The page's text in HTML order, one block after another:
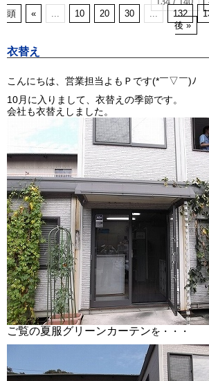
頭
« ... 10 20 30 ... 132
後 »
衣替え
こんにちは、営業担当よもＰです(*￣▽￣)ﾉ
10月に入りまして、衣替えの季節です。
会社も衣替えしました。
ご覧の夏服グリーンカーテンを・・・